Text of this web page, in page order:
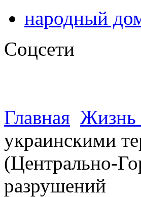
народный
Соцсети
Главная Жизнь
украинскими
(Центрально-
разрушений